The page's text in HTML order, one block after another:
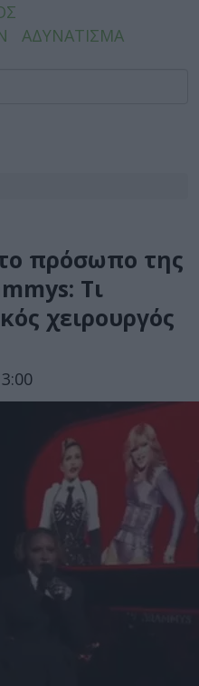
ΑΔΥΝΑΤΙΣΜΑ
πρόσωπο της
Τι
χειρουργός